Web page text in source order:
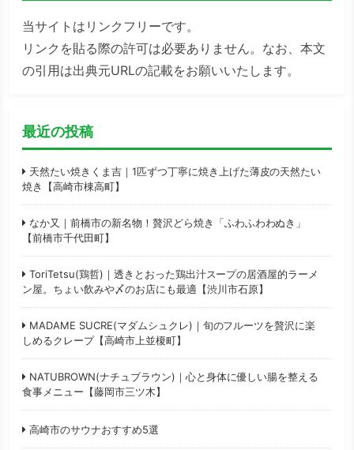
当サイトはリンクフリーです。
リンクを貼る際の許可は必要ありません。なお、本文
の引用は出典元URLの記載をお願いいたします。
最近の投稿
天然たい焼きくま吉｜1匹ずつ丁寧に焼き上げた薄皮の天然たい
焼き【高崎市棟高町】
なか又｜前橋市の新名物！贅沢どら焼き「ふわふわわぬき」
【前橋市千代田町】
ToriTetsu(鶏哲)｜透きとおった鶏出汁スープの居酒屋的ラーメ
ン屋。ちょい飲みや〆のお店にも最適【渋川市石原】
MADAME SUCRE(マダムシュクレ)｜旬のフルーツを贅沢に楽
しめるクレープ【高崎市上並榎町】
NATUBROWN(ナチュブラウン)｜心と身体に優しい腸を整える
食事メニュー【藤岡市三ツ木】
高崎市のサウナおすすめ5選